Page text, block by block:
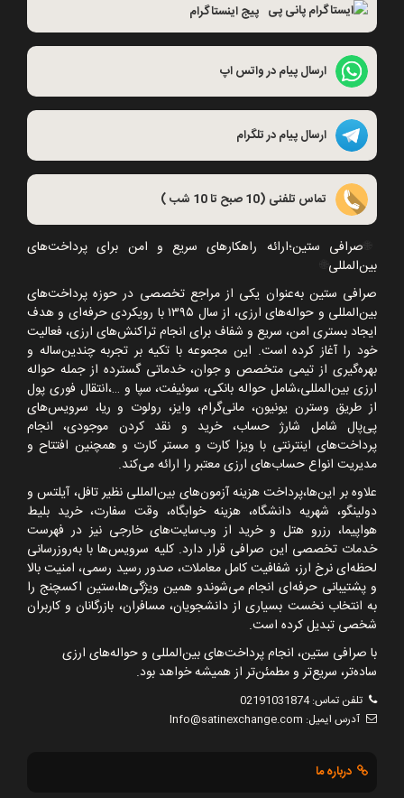
پیج اینستاگرام
ارسال پیام در واتس اپ
ارسال پیام در تلگرام
تماس تلفنی (10 صبح تا 10 شب )
صرافی ستین؛ارائه راهکارهای سریع و امن برای پرداخت‌های
بین‌المللی
صرافی ستین به‌عنوان یکی از مراجع تخصصی در حوزه پرداخت‌های
بین‌المللی و حواله‌های ارزی، از سال ۱۳۹۵با رویکردی حرفه‌ای و هدف
ایجاد بستری امن، سریع و شفاف برای انجام تراکنش‌های ارزی، فعالیت
خود را آغاز کرده است. این مجموعه با تکیه بر تجربه چندین‌ساله و
بهره‌گیری از تیمی متخصص و جوان، خدماتی گسترده از جمله حواله
ارزی بین‌المللی،شامل حواله بانکی، سوئیفت، سپا و …،انتقال فوری پول
از طریق وسترن یونیون، مانی‌گرام، وایز، رولوت و ریا، سرویس‌های
پی‌پال شامل شارژ حساب، خرید و نقد کردن موجودی، انجام
پرداخت‌های اینترنتی با ویزا کارت و مستر کارت و همچنین افتتاح و
مدیریت انواع حساب‌های ارزی معتبر را ارائه می‌کند.
علاوه بر این‌ها،پرداخت هزینه آزمون‌های بین‌المللی نظیر تافل، آیلتس و
دولینگو، شهریه دانشگاه، هزینه خوابگاه، وقت سفارت، خرید بلیط
هواپیما، رزرو هتل و خرید از وب‌سایت‌های خارجی نیز در فهرست
خدمات تخصصی این صرافی قرار دارد. کلیه سرویس‌ها با به‌روزرسانی
لحظه‌ای نرخ ارز، شفافیت کامل معاملات، صدور رسید رسمی، امنیت بالا
و پشتیبانی حرفه‌ای انجام می‌شوندو همین ویژگی‌ها،ستین اکسچنج را
به انتخاب نخست بسیاری از دانشجویان، مسافران، بازرگانان و کاربران
شخصی تبدیل کرده است.
با صرافی ستین، انجام پرداخت‌های بین‌المللی و حواله‌های ارزی
ساده‌تر، سریع‌تر و مطمئن‌تر از همیشه خواهد بود.
تلفن تماس:02191031874
آدرس ایمیل: Info@satinexchange.com
درباره ما